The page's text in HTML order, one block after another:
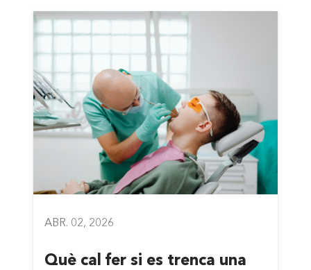
ABR. 02, 2026
Què cal fer si es trenca una